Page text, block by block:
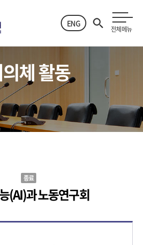
ENG
전체메뉴
체 활동
종료
(AI)과 노동연구회